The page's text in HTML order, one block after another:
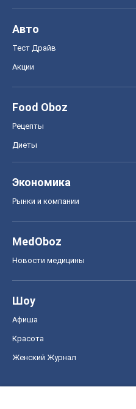
Авто
Тест Драйв
Акции
Food Oboz
Рецепты
Диеты
Экономика
Рынки и компании
MedOboz
Новости медицины
Шоу
Афиша
Красота
Женский Журнал